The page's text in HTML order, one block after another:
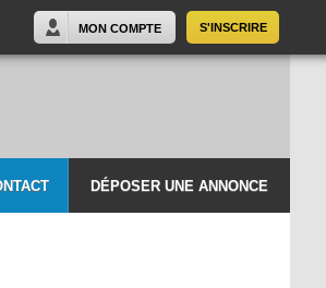
S'INSCRIRE
MON COMPTE
DÉPOSER UNE ANNONCE